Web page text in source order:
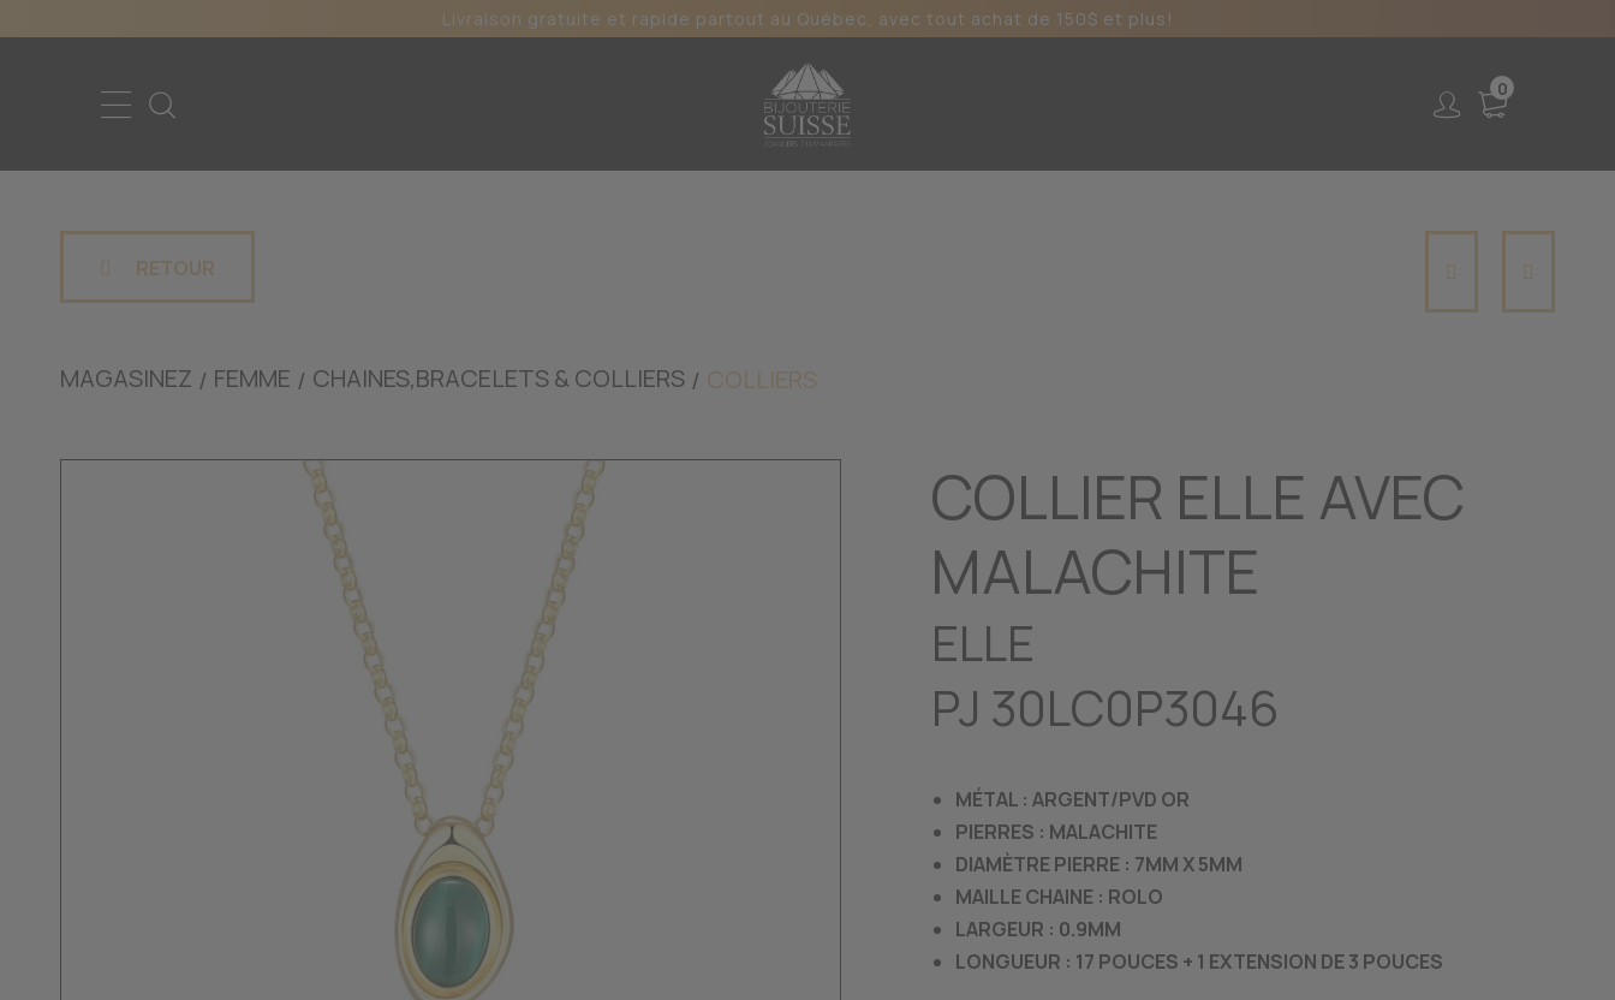
Livraison gratuite et rapide partout au Québec, avec tout achat de 150$ et plus!
0
RETOUR
MAGASINEZ FEMME CHAINES,BRACELETS & COLLIERS COLLIERS
COLLIER ELLE AVEC
MALACHITE
ELLE
PJ 30LC0P3046
MÉTAL : ARGENT/PVD OR
PIERRES : MALACHITE
DIAMÈTRE PIERRE : 7MM X 5MM
MAILLE CHAINE : ROLO
LARGEUR : 0.9MM
LONGUEUR : 17 POUCES + 1 EXTENSION DE 3 POUCES